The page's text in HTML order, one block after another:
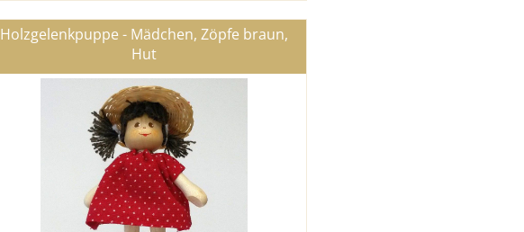
Holzgelenkpuppe - Mädchen, Zöpfe braun,
Hut